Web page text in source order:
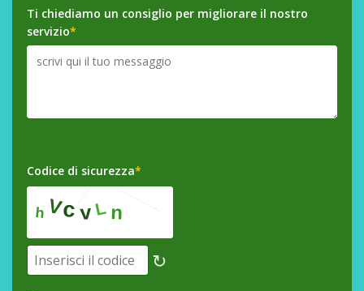
Ti chiediamo un consiglio per migliorare il nostro
servizio*
Codice di sicurezza*
↻